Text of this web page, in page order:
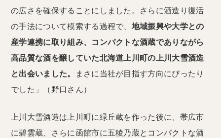
の広さを確保することにしました。さらに酒造り復活
の手法について模索する過程で、 地域振興や大学との
産学連携に取り組み、コンパクトな酒蔵でありながら
高品質な酒を醸していた北海道上川町の上川大雪酒造
と出会いました。
まさに当社が目指す方向にぴったり
でした」（野口さん）
上川大雪酒造は上川町に緑丘蔵を作った後に、帯広市
に碧雲蔵、さらに函館市に五稜乃蔵とコンパクトな酒